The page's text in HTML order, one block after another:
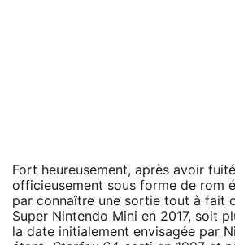
Fort heureusement, après avoir
officieusement sous forme de rom
par connaître une sortie tout à fait
Super Nintendo Mini en 2017, soit
la date initialement envisagée par